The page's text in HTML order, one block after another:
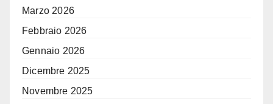
Marzo 2026
Febbraio 2026
Gennaio 2026
Dicembre 2025
Novembre 2025